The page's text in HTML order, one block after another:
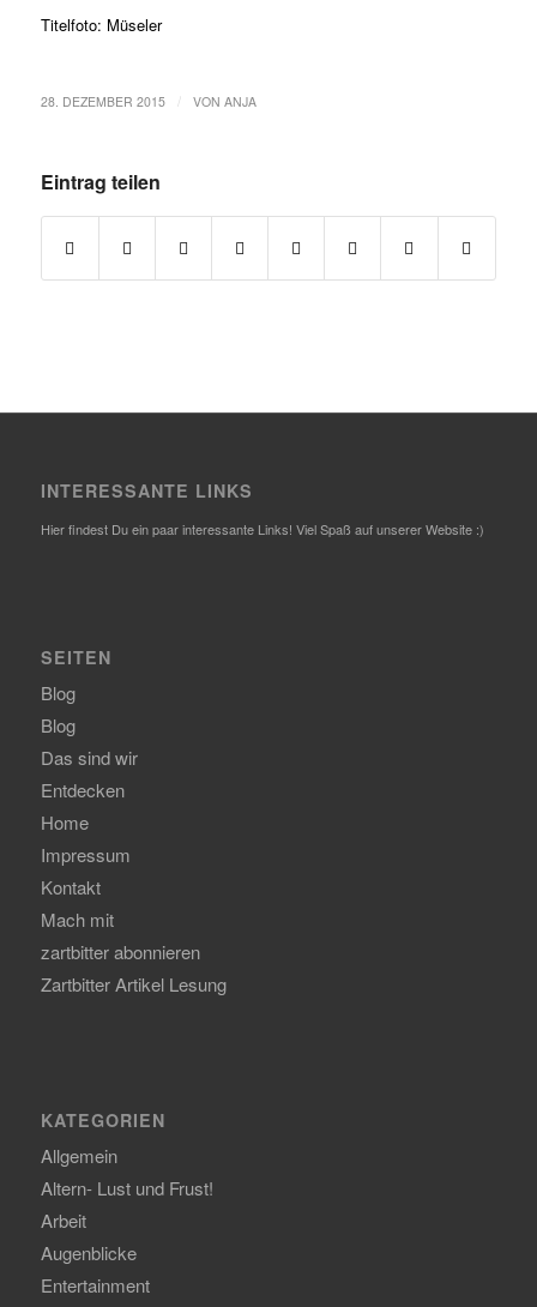
Titelfoto: Müseler
28. DEZEMBER 2015 VON ANJA
Eintrag teilen
INTERESSANTE LINKS
Hier findest Du ein paar interessante Links! Viel Spaß auf unserer Website :)
SEITEN
Blog
Blog
Das sind wir
Entdecken
Home
Impressum
Kontakt
Mach mit
zartbitter abonnieren
Zartbitter Artikel Lesung
KATEGORIEN
Allgemein
Altern- Lust und Frust!
Arbeit
Augenblicke
Entertainment